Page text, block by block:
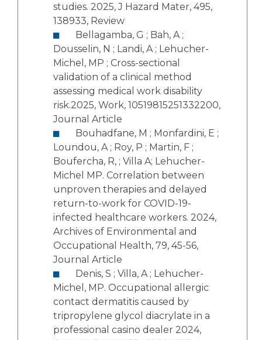
studies. 2025, J Hazard Mater, 495,
138933, Review
Dousselin, N ; Landi, A ; Lehucher-
Michel, MP ; Cross-sectional
validation of a clinical method
assessing medical work disability
risk.2025, Work, 10519815251332200,
Journal Article
Loundou, A ; Roy, P ; Martin, F ;
Boufercha, R, ; Villa A; Lehucher-
Michel MP. Correlation between
unproven therapies and delayed
return-to-work for COVID-19-
infected healthcare workers. 2024,
Archives of Environmental and
Occupational Health, 79, 45-56,
Journal Article
Michel, MP. Occupational allergic
contact dermatitis caused by
tripropylene glycol diacrylate in a
professional casino dealer 2024,